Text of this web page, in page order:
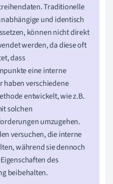
Traditionelle
und identisch
können nicht direkt
werden, da diese oft
dass
eine interne
haben verschiedene
entwickelt, wie z.B.
solchen
umzugehen.
versuchen, die interne
während sie dennoch
des
beibehalten.